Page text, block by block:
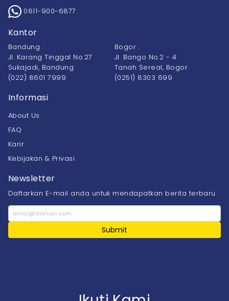
0811-900-6877
Kantor
Bandung :
Jl. Karang Tinggal No.27
Sukajadi, Bandung
(022) 8601 7999
Bogor :
Jl. Bango No.2 - 4
Tanah Sereal, Bogor
(0251) 8303 699
Informasi
About Us
FAQ
Karir
Kebijakan & Privasi
Newsletter
Daftarkan E-mail anda untuk mendapatkan berita terbaru
Submit